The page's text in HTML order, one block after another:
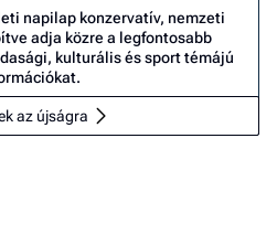
napilap konzervatív, nemzeti
adja közre a legfontosabb
kulturális és sport témájú
az újságra